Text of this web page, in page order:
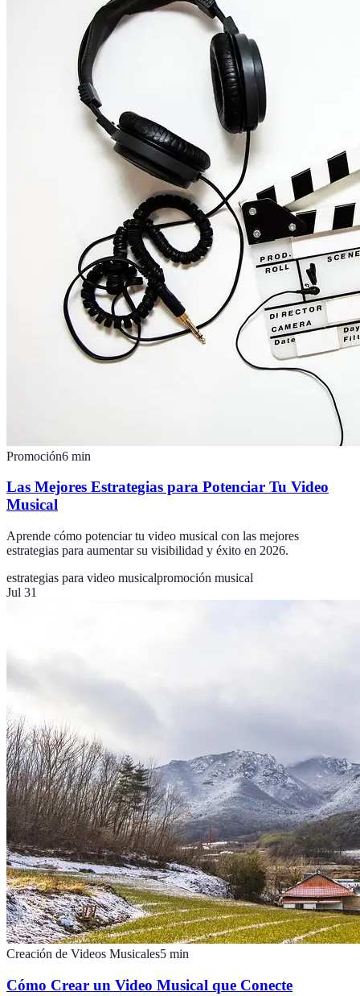
Promoción6 min
Las Mejores Estrategias para Potenciar Tu Video
Musical
Aprende cómo potenciar tu video musical con las mejores
estrategias para aumentar su visibilidad y éxito en 2026.
estrategias para video musicalpromoción musical
Jul 31
Creación de Videos Musicales5 min
Cómo Crear un Video Musical que Conecte